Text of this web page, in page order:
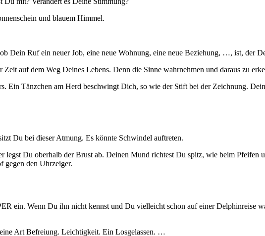
und blauem Himmel.
Dein Ruf ein neuer Job, eine neue Wohnung, eine neue Beziehung, …, ist, der
auf dem Weg Deines Lebens. Denn die Sinne wahrnehmen und daraus zu
Ein Tänzchen am Herd beschwingt Dich, so wie der Stift bei der Zeichnung.
Du bei dieser Atmung. Es könnte Schwindel auftreten.
Du oberhalb der Brust ab. Deinen Mund richtest Du spitz, wie beim Pfeifen
gegen den Uhrzeiger.
ein. Wenn Du ihn nicht kennst und Du vielleicht schon auf einer Delphinreise
Art Befreiung. Leichtigkeit. Ein Losgelassen. …